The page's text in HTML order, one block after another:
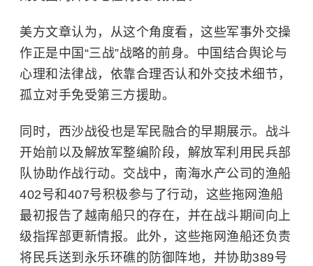
美方文章认为，从这个角度看，这些军事外交操
作正是中国“三战”战略的前身。中国结合舆论与
心理和法律战，依靠合理否认和外交技术细节，
孤立对手免受第三方援助。
同时，西沙战役也是军民融合的早期展示。战斗
开始前以及解放军整编阶段，解放军利用民兵部
队协助作战行动。交战中，南海水产公司的渔船
402号和407号积极参与了行动，这些拖网渔船
最初报告了越南船只的存在，并在战斗期间向上
级指挥部更新情报。此外，这些拖网渔船还负责
将民兵送到永乐环礁的防御阵地，并协助389号